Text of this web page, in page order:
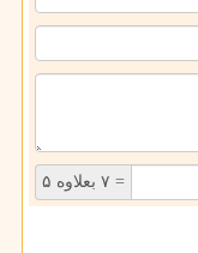
= ۷ بعلاوه ۵